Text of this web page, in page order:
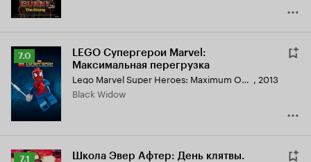
Рейтинг
Кинопоиска
7.0
7.0
LEGO Супергерои Marvel:
Максимальная перегрузка
Lego Marvel Super Heroes: Maximum Overload , 2013
Black Widow
Рейтинг
7.1
Школа Эвер Афтер: День клятвы.